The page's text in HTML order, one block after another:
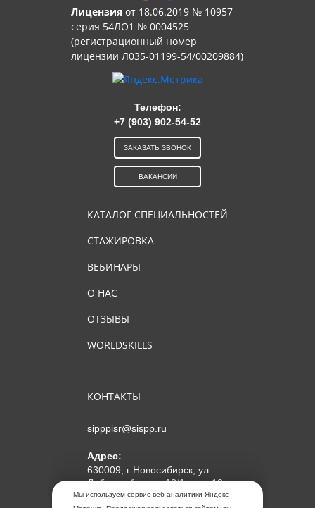
Мы используем сервис веб-аналитики Яндекс
Лицензияот 18.06.2019 № 10957
серия 54ЛО1 № 0004525
(регистрационный номер
лицензии Л035-01199-54/00209884)
КАТАЛОГ СПЕЦИАЛЬНОСТЕЙ
СТАЖИРОВКА
ВЕБИНАРЫ
О НАС
ОТЗЫВЫ
WORLDSKILLS
КОНТАКТЫ
sipppisr@sispp.ru
Адрес:
630009, г Новосибирск, ул
Добролюбова, д 18/1, пом 12
Телефон:
+7 (903) 902-54-52
ЗАКАЗАТЬ ЗВОНОК
ВАКАНСИИ